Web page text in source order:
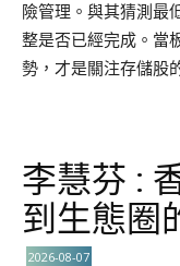
險管理。與其猜測最
整是否已經完成。當
勢，才是關注存儲股
李慧芬 :
到生態圈
2026-08-07